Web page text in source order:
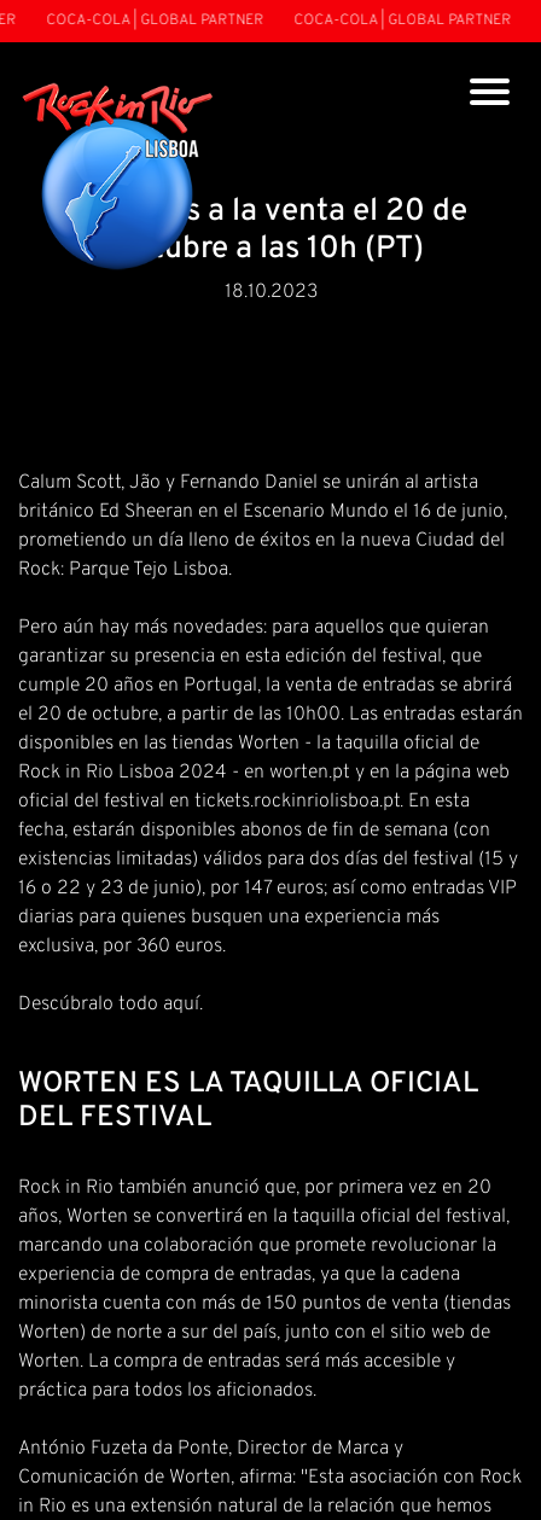
COCA-COLA | GLOBAL PARTNER COCA-COLA | GLOBAL PARTNER
Entradas a la venta el 20 de
octubre a las 10h (PT)
18.10.2023
Calum Scott, Jão y Fernando Daniel se unirán al artista
británico Ed Sheeran en el Escenario Mundo el 16 de junio,
prometiendo un día lleno de éxitos en la nueva Ciudad del
Rock: Parque Tejo Lisboa.
Pero aún hay más novedades: para aquellos que quieran
garantizar su presencia en esta edición del festival, que
cumple 20 años en Portugal, la venta de entradas se abrirá
el 20 de octubre, a partir de las 10h00. Las entradas estarán
disponibles en las tiendas Worten - la taquilla oficial de
Rock in Rio Lisboa 2024 - en worten.pt y en la página web
oficial del festival en tickets.rockinriolisboa.pt. En esta
fecha, estarán disponibles abonos de fin de semana (con
existencias limitadas) válidos para dos días del festival (15 y
16 o 22 y 23 de junio), por 147 euros; así como entradas VIP
diarias para quienes busquen una experiencia más
exclusiva, por 360 euros.
Descúbralo todo aquí.
WORTEN ES LA TAQUILLA OFICIAL
DEL FESTIVAL
Rock in Rio también anunció que, por primera vez en 20
años, Worten se convertirá en la taquilla oficial del festival,
marcando una colaboración que promete revolucionar la
experiencia de compra de entradas, ya que la cadena
minorista cuenta con más de 150 puntos de venta (tiendas
Worten) de norte a sur del país, junto con el sitio web de
Worten. La compra de entradas será más accesible y
práctica para todos los aficionados.
António Fuzeta da Ponte, Director de Marca y
Comunicación de Worten, afirma: "Esta asociación con Rock
in Rio es una extensión natural de la relación que hemos